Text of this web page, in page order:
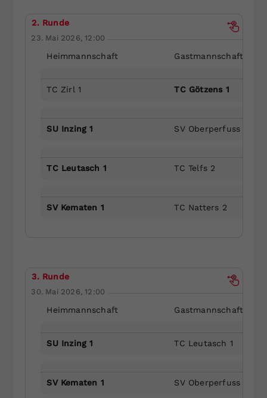
2. Runde
23. Mai 2026, 12:00
Heimmannschaft Gastmannschaft
TC Zirl 1 TC Götzens 1
SU Inzing 1 SV Oberperfuss 1
TC Leutasch 1 TC Telfs 2
SV Kematen 1 TC Natters 2
3. Runde
30. Mai 2026, 12:00
Heimmannschaft Gastmannschaft
SU Inzing 1 TC Leutasch 1
SV Kematen 1 SV Oberperfuss 1